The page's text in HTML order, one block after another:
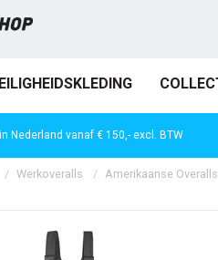
Nederland vanaf € 150,- excl. BTW
Werkoveralls Amerikaanse Overalls